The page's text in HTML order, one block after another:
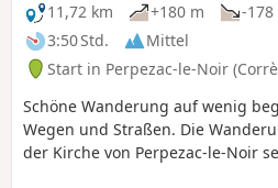
11,72 km
+180 m
-178
3:50 Std.
Mittel
Start in Perpezac-le-Noir
Schöne Wanderung auf wenig
Wegen und Straßen. Die
der Kirche von Perpezac-le-Noir